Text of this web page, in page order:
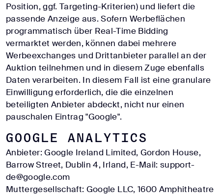
Position, ggf. Targeting-Kriterien) und liefert die
passende Anzeige aus. Sofern Werbeflächen
programmatisch über Real-Time Bidding
vermarktet werden, können dabei mehrere
Werbeexchanges und Drittanbieter parallel an der
Auktion teilnehmen und in diesem Zuge ebenfalls
Daten verarbeiten. In diesem Fall ist eine granulare
Einwilligung erforderlich, die die einzelnen
beteiligten Anbieter abdeckt, nicht nur einen
pauschalen Eintrag "Google".
Google Analytics
Anbieter: Google Ireland Limited, Gordon House,
Barrow Street, Dublin 4, Irland, E-Mail: support-
de@google.com
Muttergesellschaft: Google LLC, 1600 Amphitheatre